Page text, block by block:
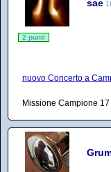
sae
2 punti
nuovo Concerto a
Missione Campione